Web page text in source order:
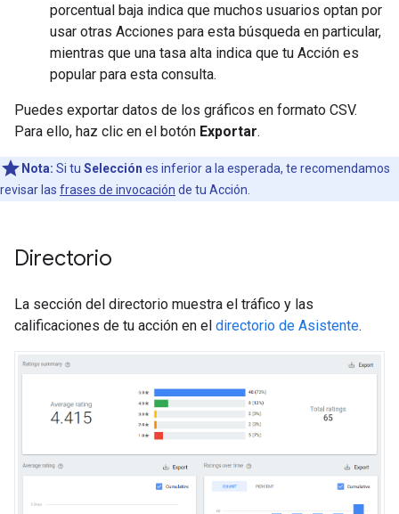
porcentual baja indica que muchos usuarios optan por
usar otras Acciones para esta búsqueda en particular,
mientras que una tasa alta indica que tu Acción es
popular para esta consulta.
Puedes exportar datos de los gráficos en formato CSV.
Para ello, haz clic en el botón Exportar.
Nota: Si tu Selección es inferior a la esperada, te recomendamos
revisar las frases de invocación de tu Acción.
Directorio
La sección del directorio muestra el tráfico y las
calificaciones de tu acción en el directorio de Asistente.